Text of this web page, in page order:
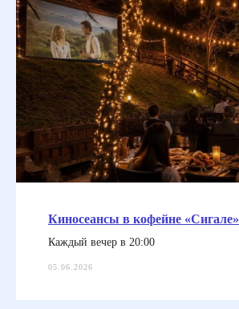
Киносеансы в кофейне «Сигале»
Каждый вечер в 20:00
05.06.2026